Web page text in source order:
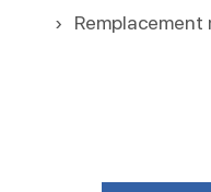
Remplacement